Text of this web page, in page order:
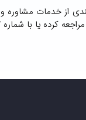
از خدمات
مراجعه کرده یا با شماره ۰۹۹۳۱۸۷۷۳۱۷ تماس بگیرند.